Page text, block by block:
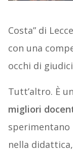
Costa” di
con una
occhi di
Tutt’altro. È
migliori
nella